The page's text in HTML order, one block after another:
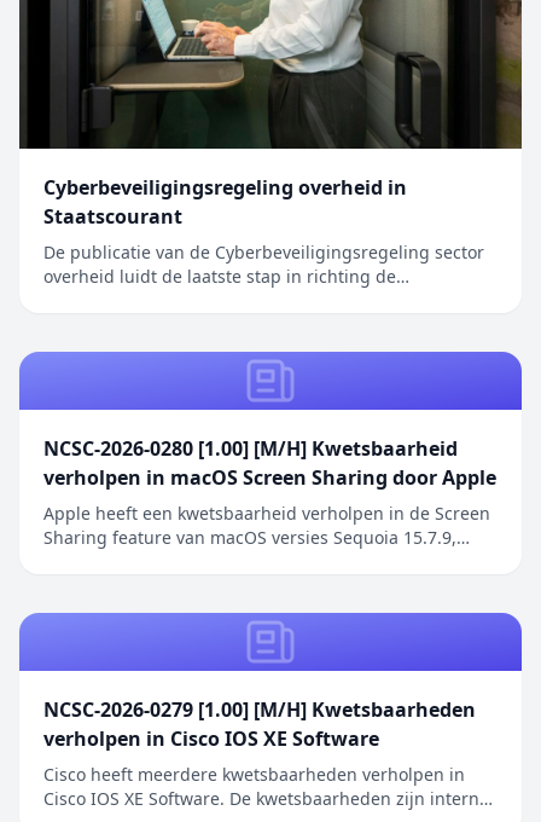
Cyberbeveiligingsregeling overheid in
Staatscourant
De publicatie van de Cyberbeveiligingsregeling sector
overheid luidt de laatste stap in richting de
Staatscourant verscheen eerst op Digitale Overheid.
NCSC-2026-0280 [1.00] [M/H] Kwetsbaarheid
verholpen in macOS Screen Sharing door Apple
Apple heeft een kwetsbaarheid verholpen in de Screen
Sharing feature van macOS versies Sequoia 15.7.9,
Sharing functionaliteit waarbij netwerkaanvallers
toegang kunnen verkrijgen zonder geldige
NCSC-2026-0279 [1.00] [M/H] Kwetsbaarheden
verholpen in Cisco IOS XE Software
Cisco heeft meerdere kwetsbaarheden verholpen in
Cisco IOS XE Software. De kwetsbaarheden zijn intern